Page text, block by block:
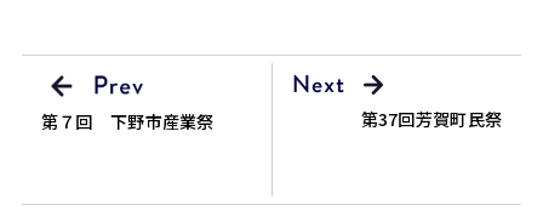
第７回 下野市産業祭 第37回芳賀町民祭